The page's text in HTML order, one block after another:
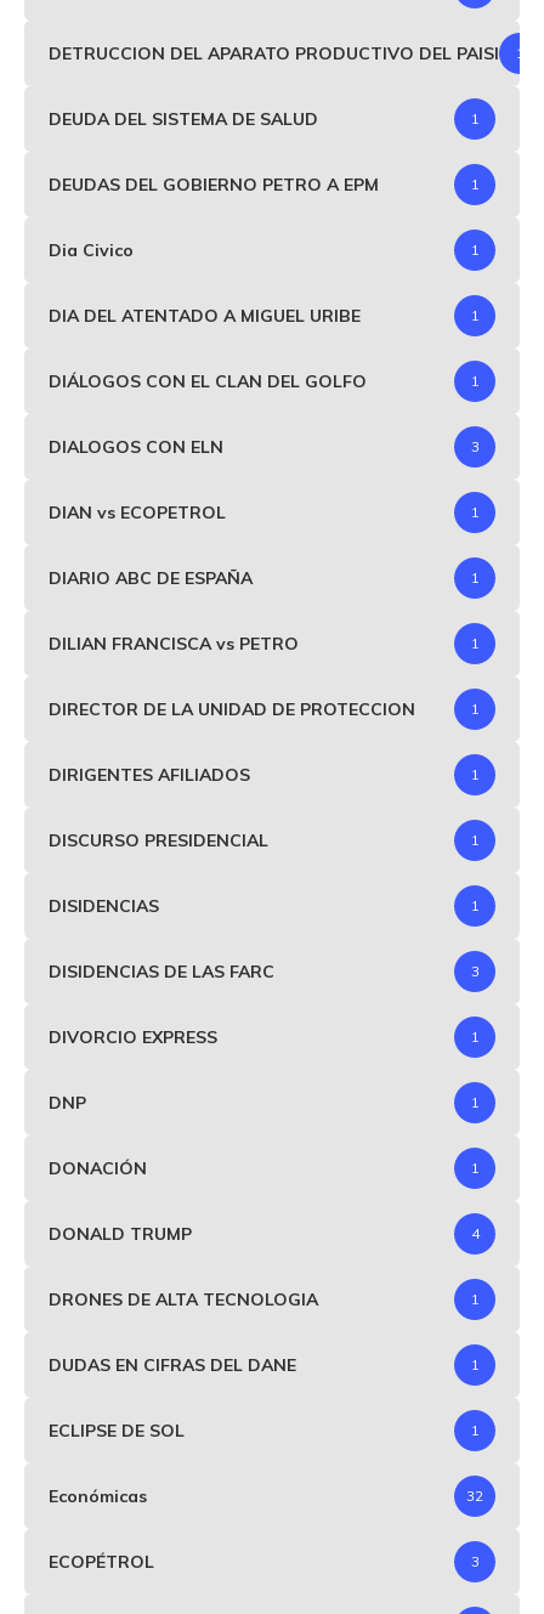
DETRUCCION DEL APARATO PRODUCTIVO DEL PAISI 1
DEUDA DEL SISTEMA DE SALUD 1
DEUDAS DEL GOBIERNO PETRO A EPM 1
Dia Civico 1
DIA DEL ATENTADO A MIGUEL URIBE 1
DIÁLOGOS CON EL CLAN DEL GOLFO 1
DIALOGOS CON ELN 3
DIAN vs ECOPETROL 1
DIARIO ABC DE ESPAÑA 1
DILIAN FRANCISCA vs PETRO 1
DIRECTOR DE LA UNIDAD DE PROTECCION 1
DIRIGENTES AFILIADOS 1
DISCURSO PRESIDENCIAL 1
DISIDENCIAS 1
DISIDENCIAS DE LAS FARC 3
DIVORCIO EXPRESS 1
DNP 1
DONACIÓN 1
DONALD TRUMP 4
DRONES DE ALTA TECNOLOGIA 1
DUDAS EN CIFRAS DEL DANE 1
ECLIPSE DE SOL 1
Económicas 32
ECOPÉTROL 3